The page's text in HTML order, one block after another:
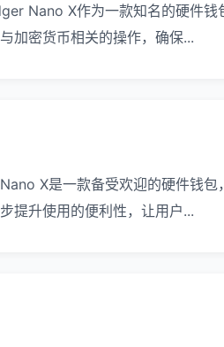
Nano X作为一款知名的硬件钱
加密货币相关的操作，确保...
X是一款备受欢迎的硬件钱包
提升使用的便利性，让用户...